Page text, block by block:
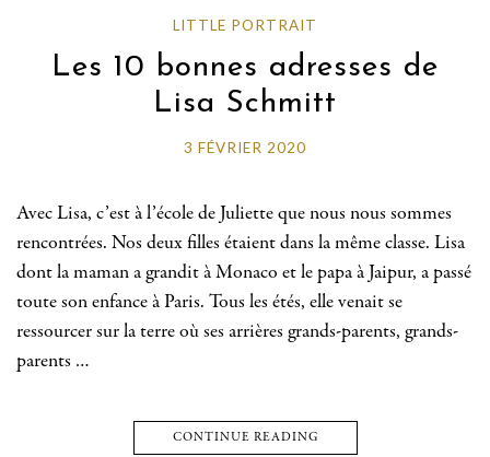
LITTLE PORTRAIT
Les 10 bonnes adresses de
Lisa Schmitt
3 FÉVRIER 2020
Avec Lisa, c’est à l’école de Juliette que nous nous sommes
rencontrées. Nos deux filles étaient dans la même classe. Lisa
dont la maman a grandit à Monaco et le papa à Jaipur, a passé
toute son enfance à Paris. Tous les étés, elle venait se
ressourcer sur la terre où ses arrières grands-parents, grands-
parents …
CONTINUE READING